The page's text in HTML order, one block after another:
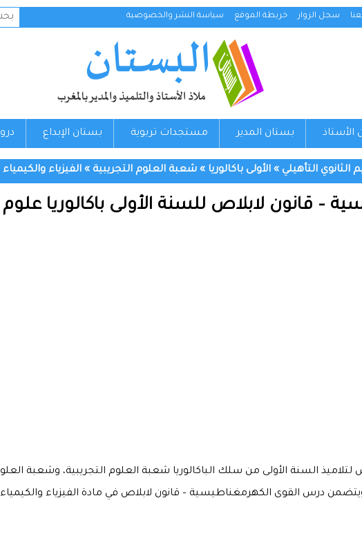
سجل الزوار خريطة الموقع سياسة النشر والخصوصية
عن:
الأستاذ بستان المدير مستجدات تربوية بستان الإبداع
الثانوي التأهيلي » الأولى باكالوريا » شعبة العلوم التجريبية » الفيزياء والكيمياء
– قانون لابلاص للسنة الأولى باكالوريا علوم
السنة الأولى من سلك الباكالوريا شعبة العلوم التجريبية، وشعبة
درس القوى الكهرمغناطيسية – قانون لابلاص في مادة الفيزياء والكيمياء